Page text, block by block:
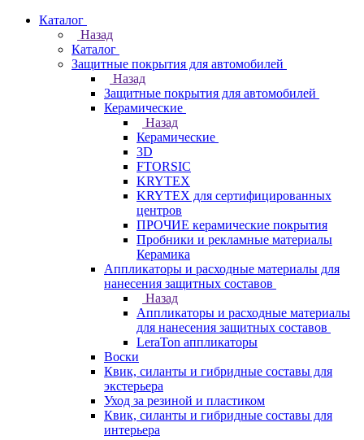
Каталог
Назад
Каталог
Защитные покрытия для автомобилей
Назад
Защитные покрытия для автомобилей
Керамические
Назад
Керамические
3D
FTORSIC
KRYTEX
KRYTEX для сертифицированных
центров
ПРОЧИЕ керамические покрытия
Пробники и рекламные материалы
Керамика
Аппликаторы и расходные материалы для
нанесения защитных составов
Назад
Аппликаторы и расходные материалы
для нанесения защитных составов
LeraTon аппликаторы
Воски
Квик, силанты и гибридные составы для
экстерьера
Уход за резиной и пластиком
Квик, силанты и гибридные составы для
интерьера